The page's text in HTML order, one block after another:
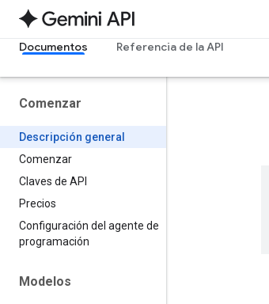
Documentos Referencia de la API
Comenzar
Descripción general
Comenzar
Claves de API
Precios
Configuración del agente de
programación
Modelos